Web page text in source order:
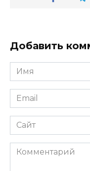
Добавить
Имя
Email
Сайт
Комментарий